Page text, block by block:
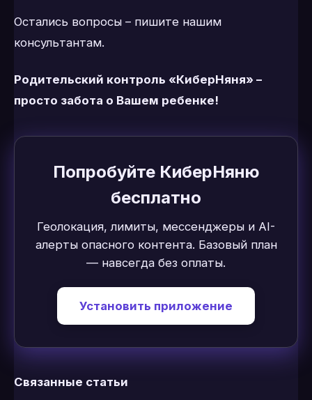
Остались вопросы – пишите нашим
консультантам.
Родительский контроль «КиберНяня» –
просто забота о Вашем ребенке!
Попробуйте КиберНяню
бесплатно
Геолокация, лимиты, мессенджеры и AI-
алерты опасного контента. Базовый план
— навсегда без оплаты.
Установить приложение
Связанные статьи